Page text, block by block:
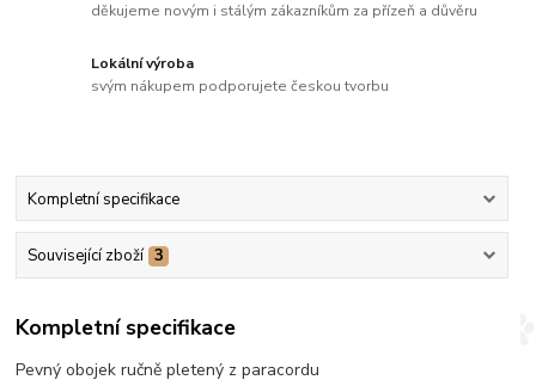
děkujeme novým i stálým zákazníkům za přízeň a důvěru
Lokální výroba
svým nákupem podporujete českou tvorbu
Kompletní specifikace
Související zboží 3
Kompletní specifikace
Pevný obojek ručně pletený z paracordu